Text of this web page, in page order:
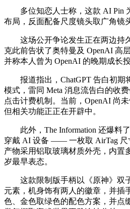
多位知恋人士称，这款 AI Pin
布局，反面配备尺度镜头取广角镜
这场公开争论发生正在两边持
克此前告状了奥特曼及 OpenAI 高
并称本人曾为 OpenAI 的晚期成长投
报道指出，ChatGPT 告白初期
模式，雷同 Meta 消息流告白的收
点击计费机制。当前，OpenAI 尚
但相关功能正正在开辟中。
此外，The Information 还爆料
穿戴 AI 设备 —— 一枚取 AirTag 尺
产物采用铝取玻璃材质外壳，内置
岁最早表态。
这款限制版手柄以《原神》双
元素，机身饰有两人的徽章，并插
色、金色取绿色的配色方案，并点